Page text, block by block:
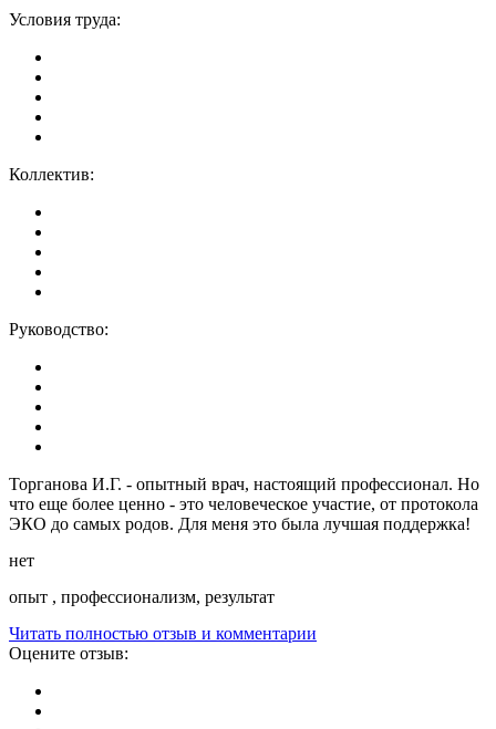
Условия труда:
Коллектив:
Руководство:
Торганова И.Г. - опытный врач, настоящий профессионал. Но
что еще более ценно - это человеческое участие, от протокола
ЭКО до самых родов. Для меня это была лучшая поддержка!
нет
опыт , профессионализм, результат
Читать полностью отзыв и комментарии
Оцените отзыв: